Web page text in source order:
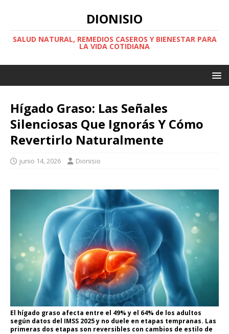
DIONISIO
SALUD NATURAL, REMEDIOS CASEROS Y BIENESTAR PARA
LA VIDA COTIDIANA
Hígado Graso: Las Señales
Silenciosas Que Ignorás Y Cómo
Revertirlo Naturalmente
junio 14, 2026 Dionisio
El hígado graso afecta entre el 49% y el 64% de los adultos
según datos del IMSS 2025 y no duele en etapas tempranas. Las
primeras dos etapas son reversibles con cambios de estilo de